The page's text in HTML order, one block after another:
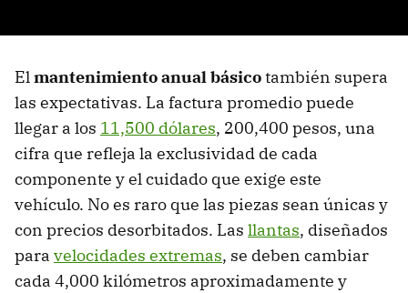
Elmantenimiento anual básicotambién supera
las expectativas. La factura promedio puede
llegar a los 11,500 dólares, 200,400 pesos, una
cifra que refleja la exclusividad de cada
componente y el cuidado que exige este
vehículo. No es raro que las piezas sean únicas y
con precios desorbitados. Las llantas, diseñados
para velocidades extremas, se deben cambiar
cada 4,000 kilómetros aproximadamente y